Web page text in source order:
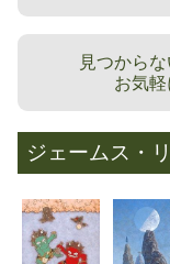
見つから
お気軽
ジェームス・